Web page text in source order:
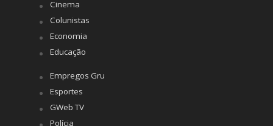
Cinema
Colunistas
Economia
Educação
Empregos Gru
Esportes
GWeb TV
Polícia